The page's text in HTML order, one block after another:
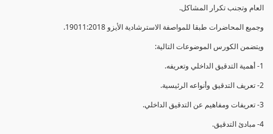
العام وتجنب تكرار المشاكل.
وجميع المحاضرات طبقا للمواصفة الاسترشادية الأيزو 19011:2018.
ويتضمن الكورس الموضوعات التالية:
1- أهمية التدقيق الداخلي وتعريفه.
2- تعريف التدقيق وأنواعه الرئيسية.
3- تعريفات ومفاهيم عن التدقيق الداخلي.
4- مبادئ التدقيق.